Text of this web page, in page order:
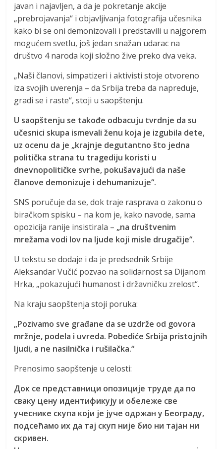
javan i najavljen, a da je pokretanje akcije
„prebrojavanja“ i objavljivanja fotografija učesnika
kako bi se oni demonizovali i predstavili u najgorem
mogućem svetlu, još jedan snažan udarac na
društvo 4 naroda koji složno žive preko dva veka.
„Naši članovi, simpatizeri i aktivisti stoje otvoreno
iza svojih uverenja – da Srbija treba da napreduje,
gradi se i raste“, stoji u saopštenju.
U saopštenju se takođe odbacuju tvrdnje da su
učesnici skupa ismevali ženu koja je izgubila dete,
uz ocenu da je „krajnje degutantno što jedna
politička strana tu tragediju koristi u
dnevnopolitičke svrhe, pokušavajući da naše
članove demonizuje i dehumanizuje“.
SNS poručuje da se, dok traje rasprava o zakonu o
biračkom spisku – na kom je, kako navode, sama
opozicija ranije insistirala – „na društvenim
mrežama vodi lov na ljude koji misle drugačije“.
U tekstu se dodaje i da je predsednik Srbije
Aleksandar Vučić pozvao na solidarnost sa Dijanom
Hrka, „pokazujući humanost i državničku zrelost“.
Na kraju saopštenja stoji poruka:
„Pozivamo sve građane da se uzdrže od govora
mržnje, podela i uvreda. Pobediće Srbija pristojnih
ljudi, a ne nasilnička i rušilačka.“
Prenosimo saopštenje u celosti:
Док се представници опозиције труде да по
сваку цену идентификују и обележе све
учеснике скупа који је јуче одржан у Београду,
подсећамо их да тај скуп није био ни тајан ни
скривен.